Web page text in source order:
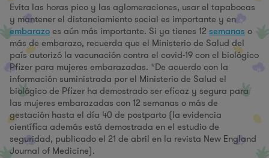
Evita las horas pico y las aglomeraciones, usar el tapabocas
y mantener el distanciamiento social es importante y en
embarazoes aún más importante. Si ya tienes 12 semanas o
más de embarazo, recuerda que el Ministerio de Salud del
país autorizó la vacunación contra el covid-19 con el biológico
Pfizer para mujeres embarazadas. *De acuerdo con la
información suministrada por el Ministerio de Salud el
biológico de Pfizer ha demostrado ser eficaz y segura para
las mujeres embarazadas con 12 semanas o más de
gestación hasta el día 40 de postparto (la evidencia
científica además está demostrada en el estudio de
seguridad, publicado el 21 de abril en la revista New England
Journal of Medicine).